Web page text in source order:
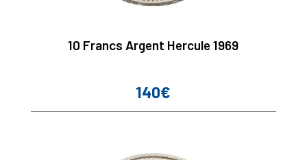
10 Francs Argent Hercule 1969
Prix
140€